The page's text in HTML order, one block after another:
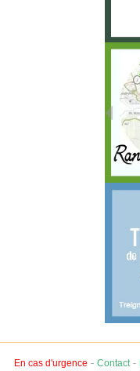
En cas d'urgence - Contact-